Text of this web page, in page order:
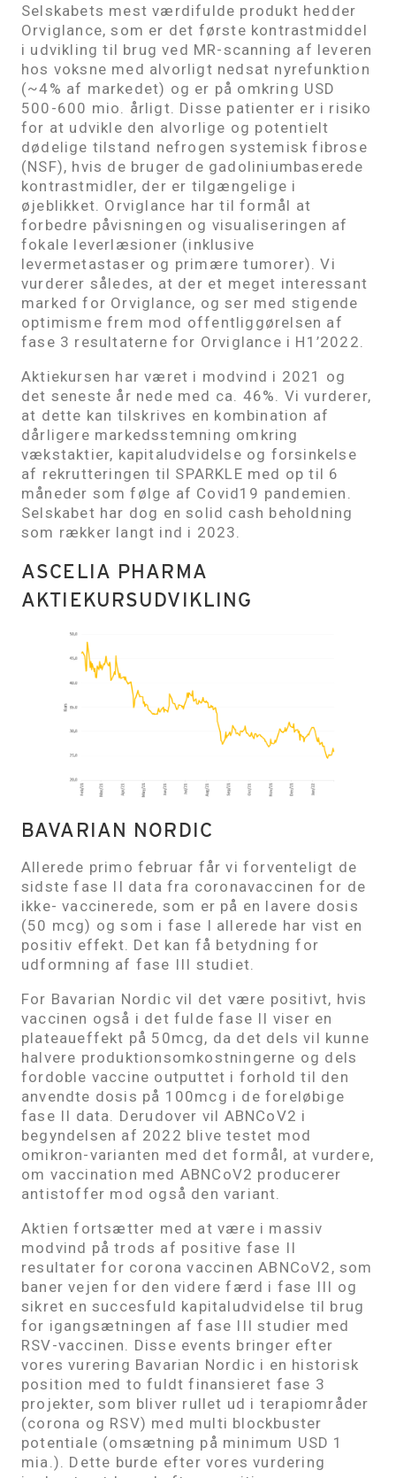
Selskabets mest værdifulde produkt hedder
Orviglance, som er det første kontrastmiddel
i udvikling til brug ved MR-scanning af leveren
hos voksne med alvorligt nedsat nyrefunktion
(~4% af markedet) og er på omkring USD
500-600 mio. årligt. Disse patienter er i risiko
for at udvikle den alvorlige og potentielt
dødelige tilstand nefrogen systemisk fibrose
(NSF), hvis de bruger de gadoliniumbaserede
kontrastmidler, der er tilgængelige i
øjeblikket. Orviglance har til formål at
forbedre påvisningen og visualiseringen af ​​
fokale leverlæsioner (inklusive
levermetastaser og primære tumorer). Vi
vurderer således, at der et meget interessant
marked for Orviglance, og ser med stigende
optimisme frem mod offentliggørelsen af
fase 3 resultaterne for Orviglance i H1’2022.
Aktiekursen har været i modvind i 2021 og
det seneste år nede med ca. 46%. Vi vurderer,
at dette kan tilskrives en kombination af
dårligere markedsstemning omkring
vækstaktier, kapitaludvidelse og forsinkelse
af rekrutteringen til SPARKLE med op til 6
måneder som følge af Covid19 pandemien.
Selskabet har dog en solid cash beholdning
som rækker langt ind i 2023.
ASCELIA PHARMA
AKTIEKURSUDVIKLING
BAVARIAN NORDIC
Allerede primo februar får vi forventeligt de
sidste fase II data fra coronavaccinen for de
ikke- vaccinerede, som er på en lavere dosis
(50 mcg) og som i fase I allerede har vist en
positiv effekt. Det kan få betydning for
udformning af fase III studiet.
For Bavarian Nordic vil det være positivt, hvis
vaccinen også i det fulde fase II viser en
plateaueffekt på 50mcg, da det dels vil kunne
halvere produktionsomkostningerne og dels
fordoble vaccine outputtet i forhold til den
anvendte dosis på 100mcg i de foreløbige
fase II data. Derudover vil ABNCoV2 i
begyndelsen af 2022 blive testet mod
omikron-varianten med det formål, at vurdere,
om vaccination med ABNCoV2 producerer
antistoffer mod også den variant.
Aktien fortsætter med at være i massiv
modvind på trods af positive fase II
resultater for corona vaccinen ABNCoV2, som
baner vejen for den videre færd i fase III og
sikret en succesfuld kapitaludvidelse til brug
for igangsætningen af fase III studier med
RSV-vaccinen. Disse events bringer efter
vores vurering Bavarian Nordic i en historisk
position med to fuldt finansieret fase 3
projekter, som bliver rullet ud i terapiområder
(corona og RSV) med multi blockbuster
potentiale (omsætning på minimum USD 1
mia.). Dette burde efter vores vurdering